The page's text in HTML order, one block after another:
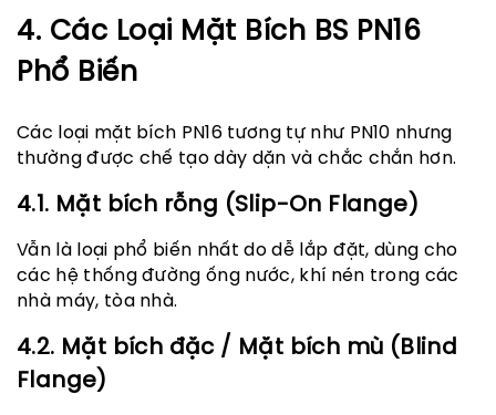
4. Các Loại Mặt Bích BS PN16
Phổ Biến
Các loại mặt bích PN16 tương tự như PN10 nhưng
thường được chế tạo dày dặn và chắc chắn hơn.
4.1. Mặt bích rỗng (Slip-On Flange)
Vẫn là loại phổ biến nhất do dễ lắp đặt, dùng cho
các hệ thống đường ống nước, khí nén trong các
nhà máy, tòa nhà.
4.2. Mặt bích đặc / Mặt bích mù (Blind
Flange)